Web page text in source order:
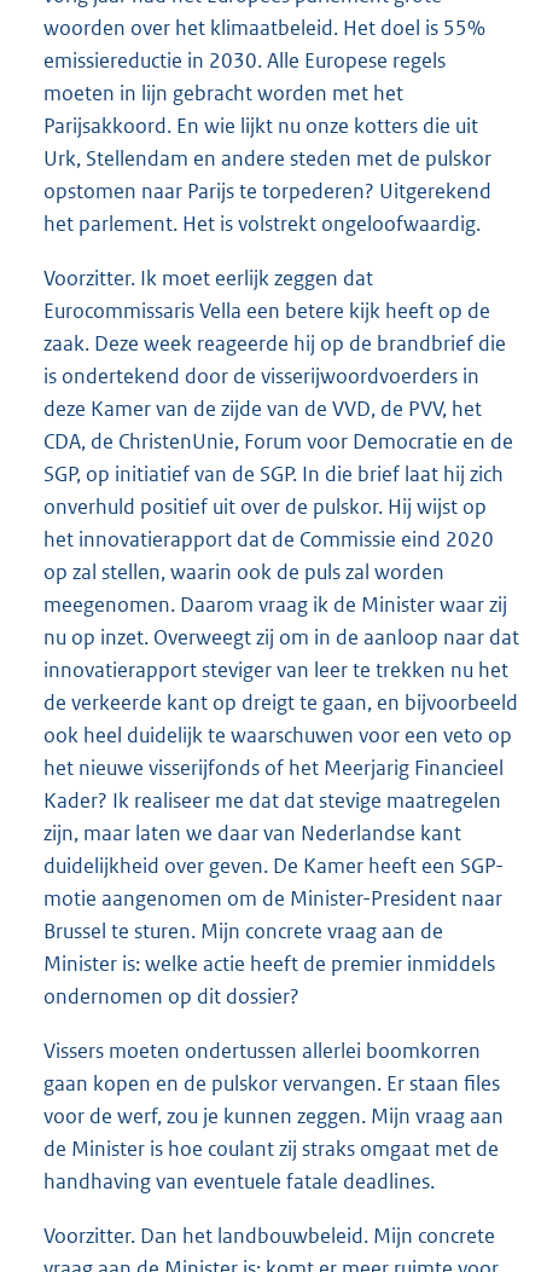
woorden over het klimaatbeleid. Het doel is 55%
emissiereductie in 2030. Alle Europese regels
moeten in lijn gebracht worden met het
Parijsakkoord. En wie lijkt nu onze kotters die uit
Urk, Stellendam en andere steden met de pulskor
opstomen naar Parijs te torpederen? Uitgerekend
het parlement. Het is volstrekt ongeloofwaardig.
Voorzitter. Ik moet eerlijk zeggen dat
Eurocommissaris Vella een betere kijk heeft op de
zaak. Deze week reageerde hij op de brandbrief die
is ondertekend door de visserijwoordvoerders in
deze Kamer van de zijde van de VVD, de PVV, het
CDA, de ChristenUnie, Forum voor Democratie en de
SGP, op initiatief van de SGP. In die brief laat hij zich
onverhuld positief uit over de pulskor. Hij wijst op
het innovatierapport dat de Commissie eind 2020
op zal stellen, waarin ook de puls zal worden
meegenomen. Daarom vraag ik de Minister waar zij
nu op inzet. Overweegt zij om in de aanloop naar dat
innovatierapport steviger van leer te trekken nu het
de verkeerde kant op dreigt te gaan, en bijvoorbeeld
ook heel duidelijk te waarschuwen voor een veto op
het nieuwe visserijfonds of het Meerjarig Financieel
Kader? Ik realiseer me dat dat stevige maatregelen
zijn, maar laten we daar van Nederlandse kant
duidelijkheid over geven. De Kamer heeft een SGP-
motie aangenomen om de Minister-President naar
Brussel te sturen. Mijn concrete vraag aan de
Minister is: welke actie heeft de premier inmiddels
ondernomen op dit dossier?
Vissers moeten ondertussen allerlei boomkorren
gaan kopen en de pulskor vervangen. Er staan files
voor de werf, zou je kunnen zeggen. Mijn vraag aan
de Minister is hoe coulant zij straks omgaat met de
handhaving van eventuele fatale deadlines.
Voorzitter. Dan het landbouwbeleid. Mijn concrete